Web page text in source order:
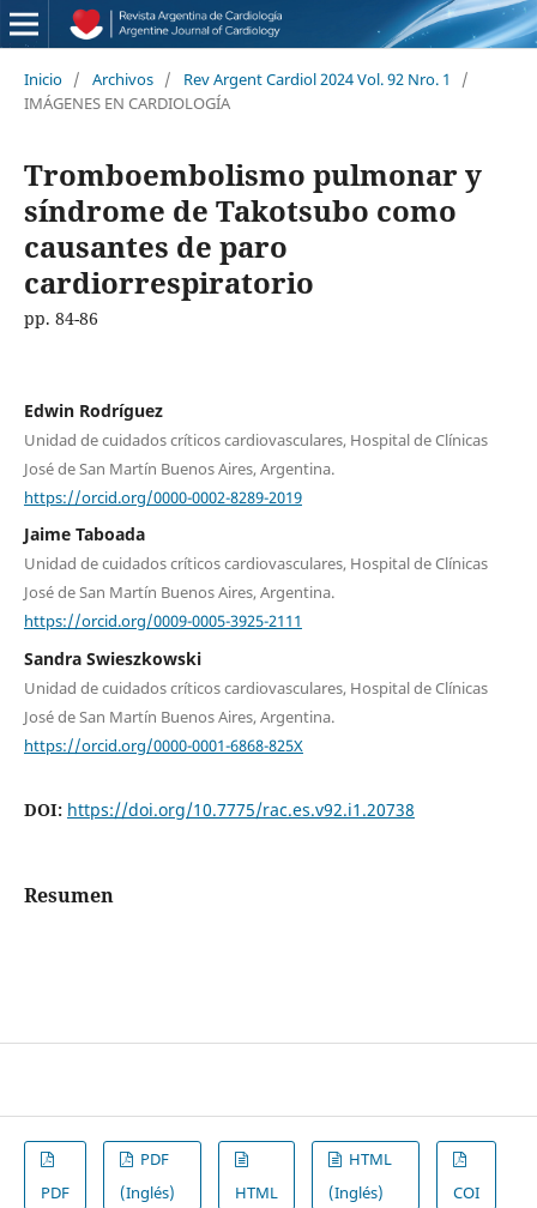
Inicio / Archivos / Rev Argent Cardiol 2024 Vol. 92 Nro. 1
/
IMÁGENES EN CARDIOLOGÍA
Tromboembolismo pulmonar y
síndrome de Takotsubo como
causantes de paro
cardiorrespiratorio
pp. 84-86
Edwin Rodríguez
Unidad de cuidados críticos cardiovasculares, Hospital de Clínicas
José de San Martín Buenos Aires, Argentina.
https://orcid.org/0000-0002-8289-2019
Jaime Taboada
Unidad de cuidados críticos cardiovasculares, Hospital de Clínicas
José de San Martín Buenos Aires, Argentina.
https://orcid.org/0009-0005-3925-2111
Sandra Swieszkowski
Unidad de cuidados críticos cardiovasculares, Hospital de Clínicas
José de San Martín Buenos Aires, Argentina.
https://orcid.org/0000-0001-6868-825X
DOI: https://doi.org/10.7775/rac.es.v92.i1.20738
Resumen
PDF
PDF
(Inglés)
HTML
HTML
(Inglés)
COI